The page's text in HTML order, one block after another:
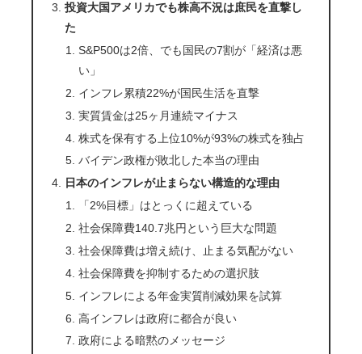
投資大国アメリカでも株高不況は庶民を直撃し
た
S&P500は2倍、でも国民の7割が「経済は悪
い」
インフレ累積22%が国民生活を直撃
実質賃金は25ヶ月連続マイナス
株式を保有する上位10%が93%の株式を独占
バイデン政権が敗北した本当の理由
日本のインフレが止まらない構造的な理由
「2%目標」はとっくに超えている
社会保障費140.7兆円という巨大な問題
社会保障費は増え続け、止まる気配がない
社会保障費を抑制するための選択肢
インフレによる年金実質削減効果を試算
高インフレは政府に都合が良い
政府による暗黙のメッセージ